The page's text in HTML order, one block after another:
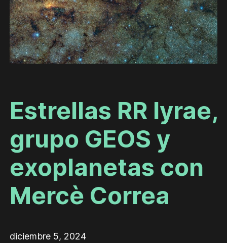
Estrellas RR lyrae,
grupo GEOS y
exoplanetas con
Mercè Correa
diciembre 5, 2024